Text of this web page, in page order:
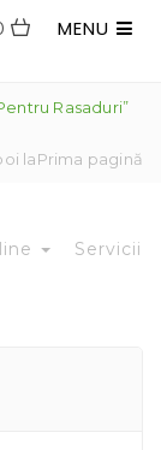
MENU
Rasaduri”
laPrima pagină
Servicii